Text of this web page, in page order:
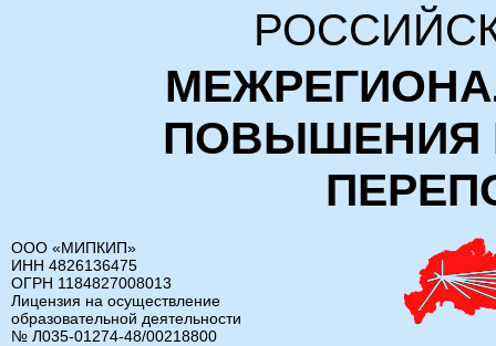
ПОВЫШЕНИЯ
ООО «МИПКИП»
ИНН 4826136475
ОГРН 1184827008013
Лицензия на осуществление
образовательной деятельности
№ Л035-01274-48/00218800